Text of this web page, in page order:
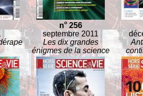
no256
septembre 2011
Les dix grandes
énigmes de la science